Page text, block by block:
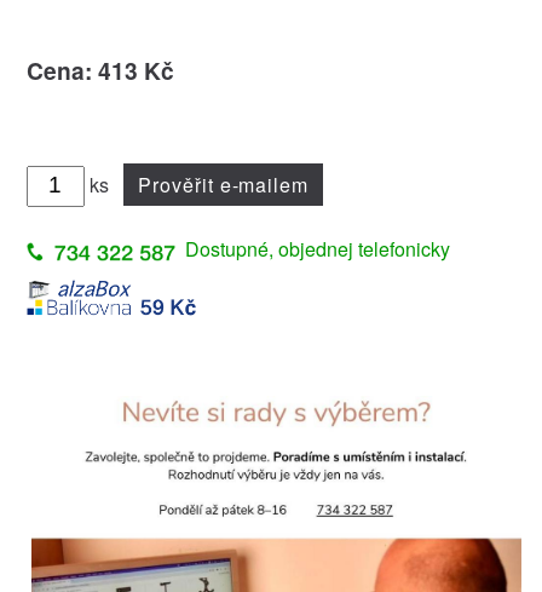
Cena: 413 Kč
ks Prověřit e-mailem
Dostupné, objednej telefonicky